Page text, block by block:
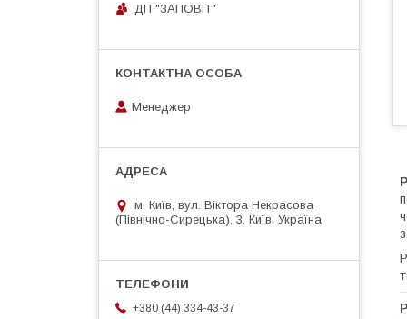
ДП "ЗАПОВІТ"
Менеджер
м. Київ, вул. Віктора Некрасова
(Північно-Сирецька), 3, Київ, Україна
+380 (44) 334-43-37